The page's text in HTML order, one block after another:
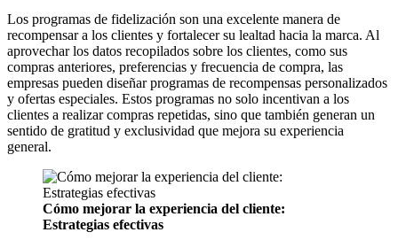
Los programas de fidelización son una excelente manera de
recompensar a los clientes y fortalecer su lealtad hacia la marca. Al
aprovechar los datos recopilados sobre los clientes, como sus
compras anteriores, preferencias y frecuencia de compra, las
empresas pueden diseñar programas de recompensas personalizados
y ofertas especiales. Estos programas no solo incentivan a los
clientes a realizar compras repetidas, sino que también generan un
sentido de gratitud y exclusividad que mejora su experiencia
general.
Cómo mejorar la experiencia del cliente:
Estrategias efectivas